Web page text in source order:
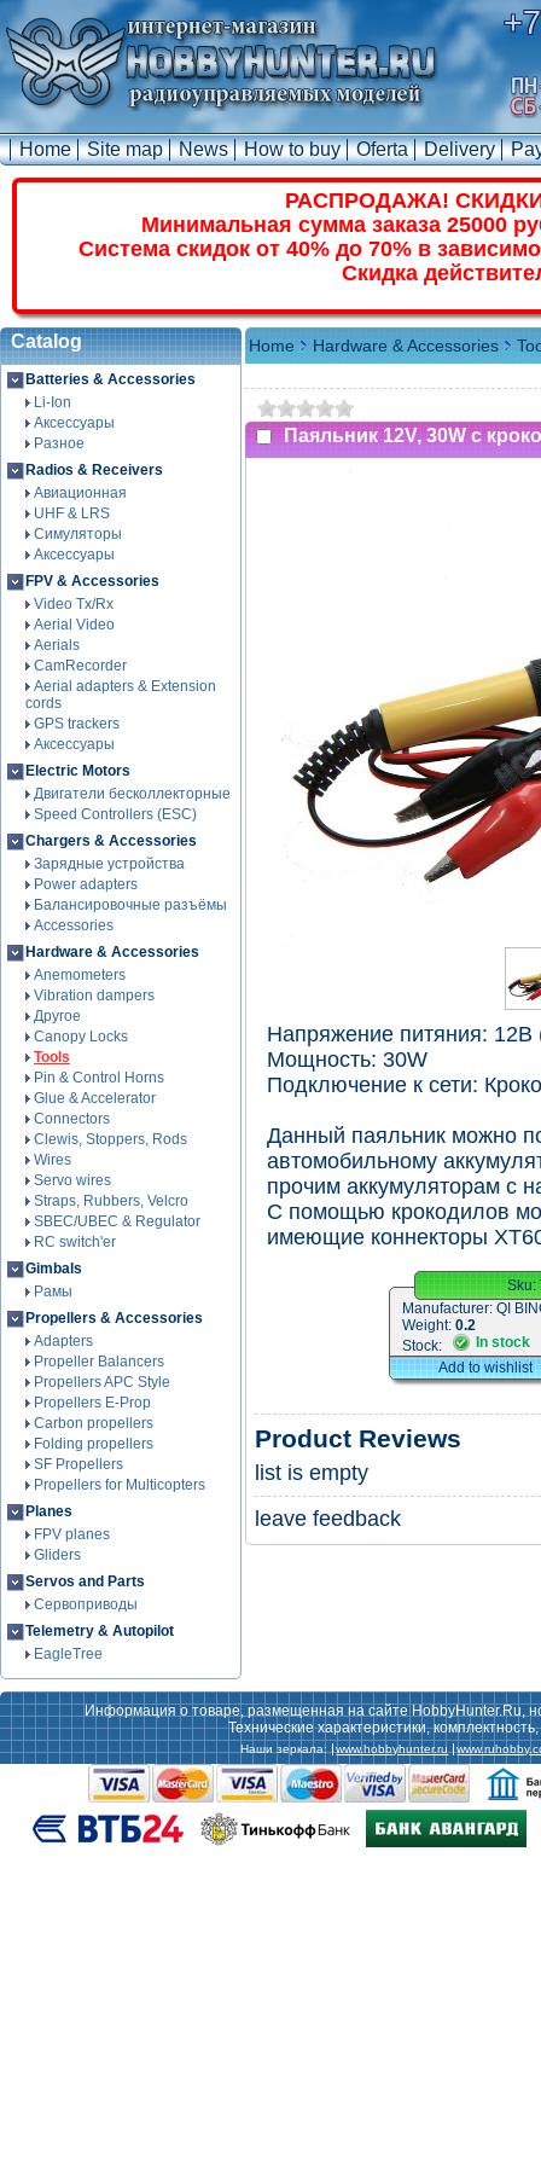
Home Site map News How to buy Oferta Delivery
РАСПРОДАЖА!
Минимальная сумма заказа 25000
Система скидок от 40% до 70% в
Скидка
Catalog
Batteries & Accessories
Li-Ion
Аксессуары
Разное
Radios & Receivers
Авиационная
UHF & LRS
Симуляторы
Аксессуары
FPV & Accessories
Video Tx/Rx
Aerial Video
Aerials
CamRecorder
Aerial adapters & Extension
cords
GPS trackers
Аксессуары
Electric Motors
Двигатели бесколлекторные
Speed Controllers (ESC)
Chargers & Accessories
Зарядные устройства
Power adapters
Балансировочные разъёмы
Accessories
Hardware & Accessories
Anemometers
Vibration dampers
Другое
Canopy Locks
Tools
Pin & Control Horns
Glue & Accelerator
Connectors
Clewis, Stoppers, Rods
Wires
Servo wires
Straps, Rubbers, Velcro
SBEC/UBEC & Regulator
RC switch'er
Gimbals
Рамы
Propellers & Accessories
Adapters
Propeller Balancers
Propellers APC Style
Propellers E-Prop
Carbon propellers
Folding propellers
SF Propellers
Propellers for Multicopters
Planes
FPV planes
Gliders
Servos and Parts
Сервоприводы
Telemetry & Autopilot
EagleTree
Home Hardware & Accessories
Паяльник 12V, 30W с
Напряжение питяния: 12В
Мощность: 30W
Подключение к сети:
Данный паяльник можно
автомобильному
прочим аккумуляторам с
С помощью крокодилов
имеющие коннекторы
Sku:
Manufacturer: QI
Weight: 0.2
Stock:
In stock
Add to wishlist
Product Reviews
list is empty
leave feedback
Информация о товаре, размещенная на сайте HobbyHunter.Ru,
Технические характеристики,
Наши зеркала: www.hobbyhunter.ru